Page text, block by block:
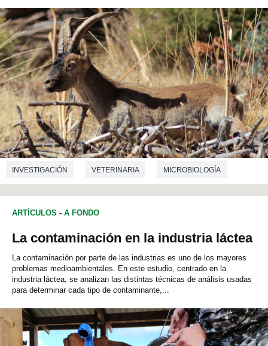
INVESTIGACIÓN VETERINARIA MICROBIOLOGÍA
ARTÍCULOS - A FONDO
La contaminación en la industria láctea
La contaminación por parte de las industrias es uno de los mayores
problemas medioambientales. En este estudio, centrado en la
industria láctea, se analizan las distintas técnicas de análisis usadas
para determinar cada tipo de contaminante,...